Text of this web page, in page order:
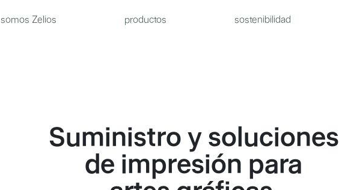
somos Zelios productos sostenibilidad
Suministro y soluciones
de impresión para